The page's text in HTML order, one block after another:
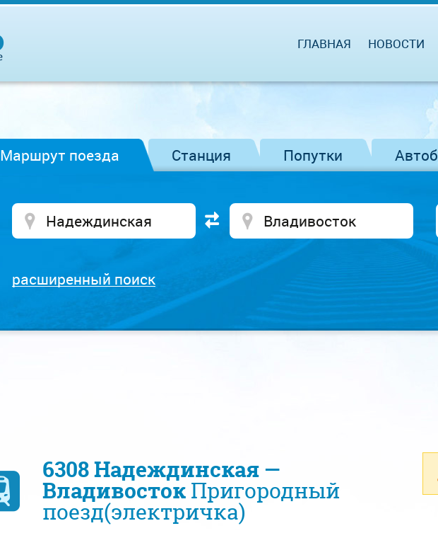
ГЛАВНАЯ НОВОСТИ
Маршрут поезда Станция Попутки
расширенный поиск
6308 Надеждинская —
ВладивостокПригородный
поезд(электричка)